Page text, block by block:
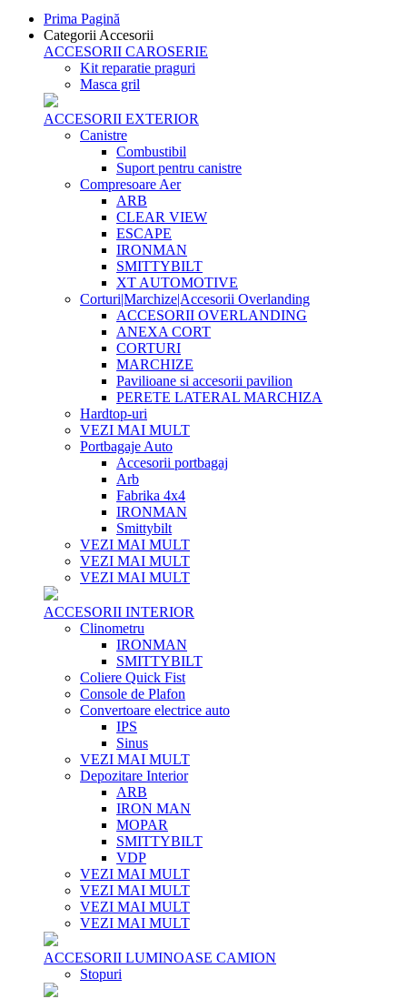
Prima Pagină
Categorii Accesorii
ACCESORII CAROSERIE
Kit reparatie praguri
Masca gril
ACCESORII EXTERIOR
Canistre
Combustibil
Suport pentru canistre
Compresoare Aer
ARB
CLEAR VIEW
ESCAPE
IRONMAN
SMITTYBILT
XT AUTOMOTIVE
Corturi|Marchize|Accesorii Overlanding
ACCESORII OVERLANDING
ANEXA CORT
CORTURI
MARCHIZE
Pavilioane si accesorii pavilion
PERETE LATERAL MARCHIZA
Hardtop-uri
VEZI MAI MULT
Portbagaje Auto
Accesorii portbagaj
Arb
Fabrika 4x4
IRONMAN
Smittybilt
VEZI MAI MULT
VEZI MAI MULT
VEZI MAI MULT
ACCESORII INTERIOR
Clinometru
IRONMAN
SMITTYBILT
Coliere Quick Fist
Console de Plafon
Convertoare electrice auto
IPS
Sinus
VEZI MAI MULT
Depozitare Interior
ARB
IRON MAN
MOPAR
SMITTYBILT
VDP
VEZI MAI MULT
VEZI MAI MULT
VEZI MAI MULT
VEZI MAI MULT
ACCESORII LUMINOASE CAMION
Stopuri